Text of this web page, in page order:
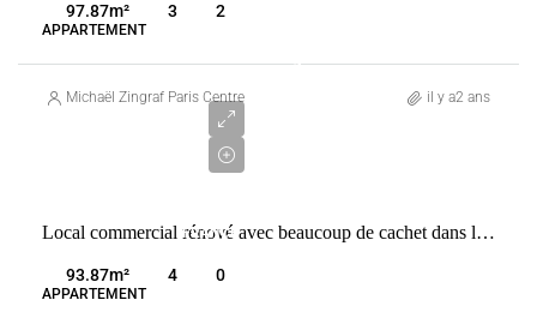
97.87m² 3 2
APPARTEMENT
Michaël Zingraf Paris Centre il y a2 ans
FRANCE
1
Local commercial rénové avec beaucoup de cachet dans le Marais
93.87m² 4 0
APPARTEMENT